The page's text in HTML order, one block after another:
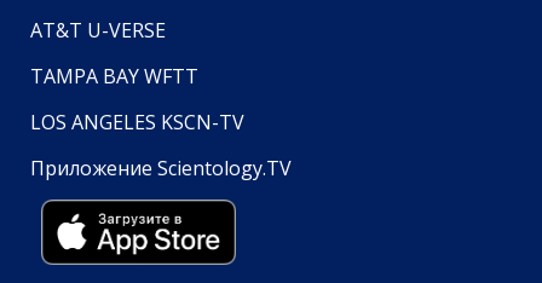
AT&T U-VERSE
TAMPA BAY WFTT
LOS ANGELES KSCN-TV
Приложение Scientology.TV